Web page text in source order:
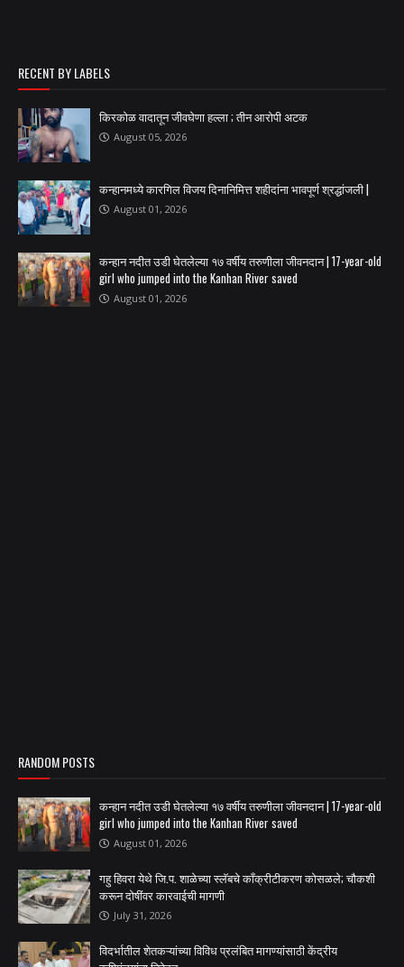
RECENT BY LABELS
किरकोळ वादातून जीवघेणा हल्ला ; तीन आरोपी अटक
August 05, 2026
कन्हानमध्ये कारगिल विजय दिनानिमित्त शहीदांना भावपूर्ण श्रद्धांजली |
August 01, 2026
कन्हान नदीत उडी घेतलेल्या १७ वर्षीय तरुणीला जीवनदान | 17-year-old
girl who jumped into the Kanhan River saved
August 01, 2026
RANDOM POSTS
कन्हान नदीत उडी घेतलेल्या १७ वर्षीय तरुणीला जीवनदान | 17-year-old
girl who jumped into the Kanhan River saved
August 01, 2026
गहु हिवरा येथे जि.प. शाळेच्या स्लॅबचे काँक्रीटीकरण कोसळले; चौकशी
करून दोषींवर कारवाईची मागणी
July 31, 2026
विदर्भातील शेतकऱ्यांच्या विविध प्रलंबित मागण्यांसाठी केंद्रीय